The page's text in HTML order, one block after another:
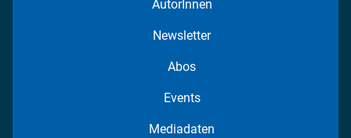
AutorInnen
Newsletter
Abos
Events
Mediadaten